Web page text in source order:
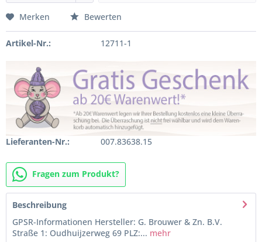
Merken Bewerten
Artikel-Nr.: 12711-1
Lieferanten-Nr.: 007.83638.15
Fragen zum Produkt?
Beschreibung
GPSR-Informationen Hersteller: G. Brouwer & Zn. B.V.
Straße 1: Oudhuijzerweg 69 PLZ:... mehr